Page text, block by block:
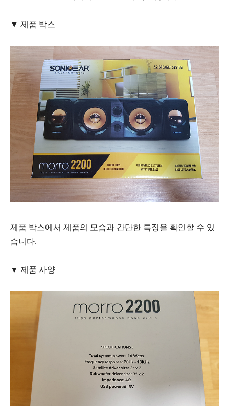
▼ 제품 박스
제품 박스에서 제품의 모습과 간단한 특징을 확인할 수 있
습니다.
▼ 제품 사양